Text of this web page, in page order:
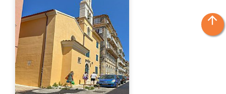
arrow_upward